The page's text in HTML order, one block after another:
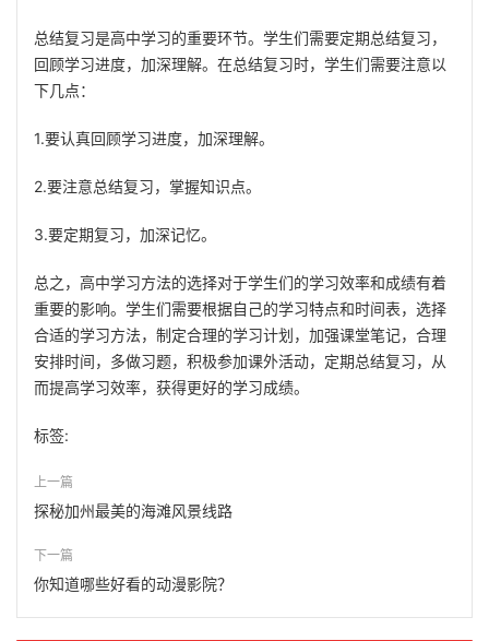
总结复习是高中学习的重要环节。学生们需要定期总结复习，
回顾学习进度，加深理解。在总结复习时，学生们需要注意以
下几点：
1.要认真回顾学习进度，加深理解。
2.要注意总结复习，掌握知识点。
3.要定期复习，加深记忆。
总之，高中学习方法的选择对于学生们的学习效率和成绩有着
重要的影响。学生们需要根据自己的学习特点和时间表，选择
合适的学习方法，制定合理的学习计划，加强课堂笔记，合理
安排时间，多做习题，积极参加课外活动，定期总结复习，从
而提高学习效率，获得更好的学习成绩。
标签:
上一篇
探秘加州最美的海滩风景线路
下一篇
你知道哪些好看的动漫影院？